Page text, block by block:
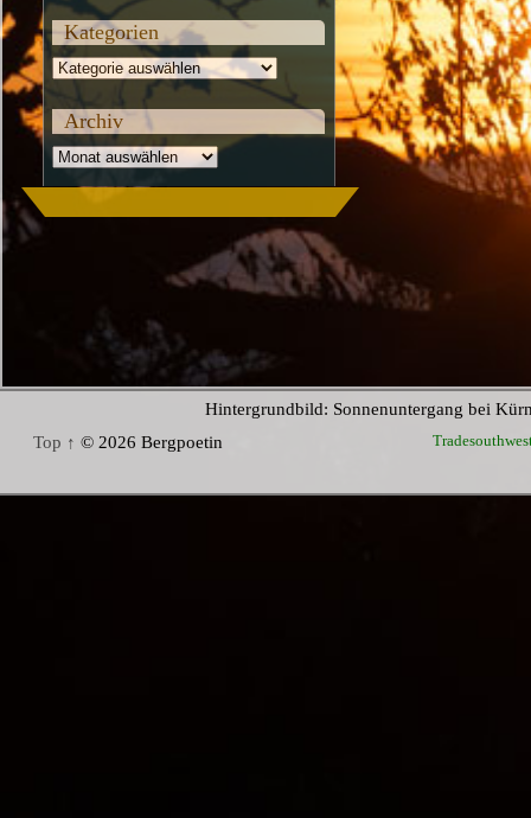
Kategorien
Kategorien
Archiv
Archiv
Hintergrundbild: Sonnenuntergang bei
Top ↑ © 2026 Bergpoetin